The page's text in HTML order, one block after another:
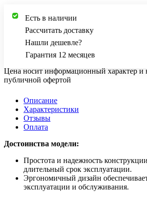
Есть в наличии
Рассчитать доставку
Нашли дешевле?
Гарантия 12 месяцев
Цена носит информационный характер и
публичной офертой
Описание
Характеристики
Отзывы
Оплата
Достоинства модели:
Простота и надежность
длительный срок эксплуатации.
Эргономичный дизайн
эксплуатации и обслуживания.